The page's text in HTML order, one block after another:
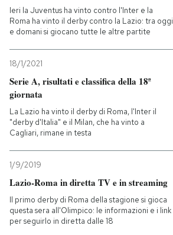
Ieri la Juventus ha vinto contro l'Inter e la
Roma ha vinto il derby contro la Lazio: tra oggi
e domani si giocano tutte le altre partite
18/1/2021
Serie A, risultati e classifica della 18ª
giornata
La Lazio ha vinto il derby di Roma, l'Inter il
"derby d'Italia" e il Milan, che ha vinto a
Cagliari, rimane in testa
1/9/2019
Lazio-Roma in diretta TV e in streaming
Il primo derby di Roma della stagione si gioca
questa sera all'Olimpico: le informazioni e i link
per seguirlo in diretta dalle 18